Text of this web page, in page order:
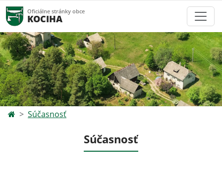
Oficiálne stránky obce
KOCIHA
Súčasnosť
Súčasnosť